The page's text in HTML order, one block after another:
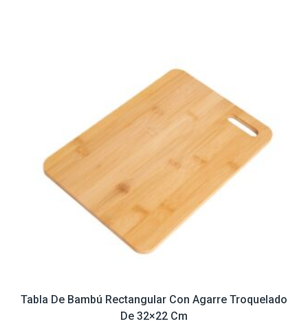
Tabla De Bambú Rectangular Con Agarre Troquelado
De 32×22 Cm